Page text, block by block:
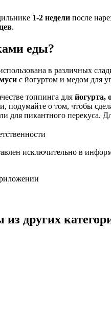
1-2 недели после
.
еды?
в различных
с йогуртом и медом для
топпинга для йогурта,
подумайте о том, чтобы
для пикантного перекуса.
исключительно в
других